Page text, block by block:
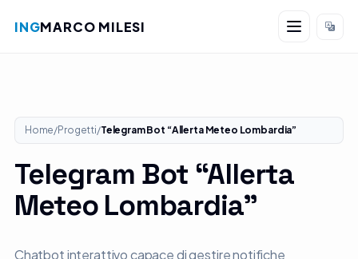
INGMARCO MILESI
Home/Progetti/Telegram Bot “Allerta Meteo Lombardia”
Telegram Bot “Allerta
Meteo Lombardia”
Chatbot interattivo capace di gestire notifiche